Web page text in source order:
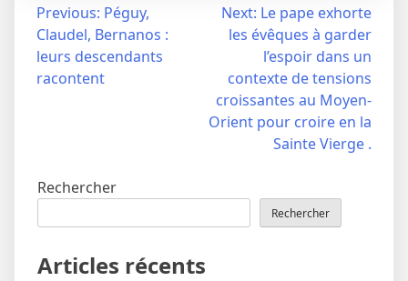
Navigation
l’article
Previous: Péguy,
Claudel, Bernanos :
leurs descendants
racontent
Next: Le pape exhorte
les évêques à garder
l’espoir dans un
contexte de tensions
croissantes au Moyen-
Orient pour croire en la
Sainte Vierge .
Rechercher
Rechercher
Articles récents